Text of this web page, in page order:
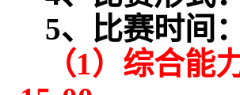
5、比赛时间：
（1）综合能